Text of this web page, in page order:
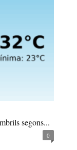
segons...
0